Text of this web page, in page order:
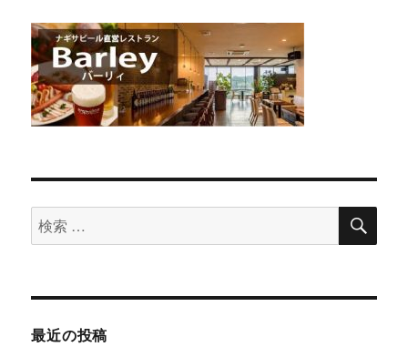
検
索
象:
検
最近の投稿